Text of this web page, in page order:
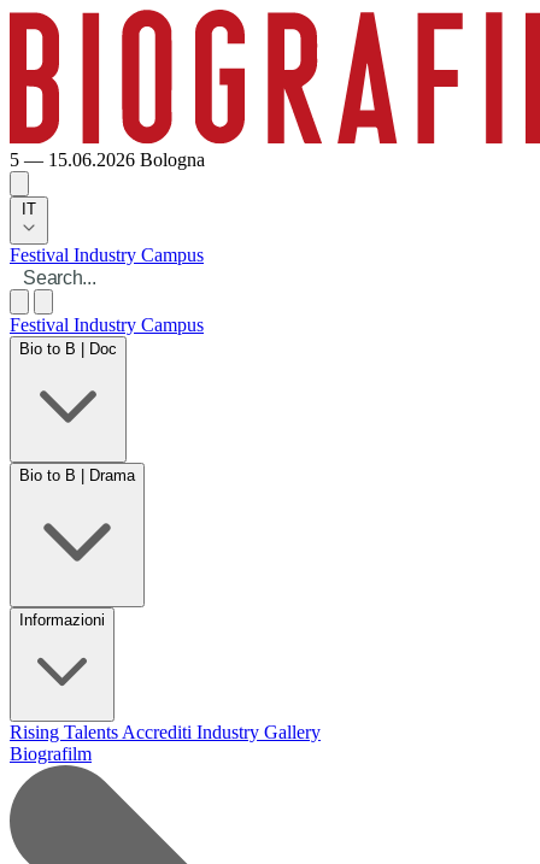
5 — 15.06.2026 Bologna
IT
Festival Industry Campus
Festival Industry Campus
Bio to B | Doc
Bio to B | Drama
Informazioni
Rising Talents Accrediti Industry Gallery
Biografilm